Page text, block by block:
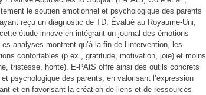
le soutien émotionnel et psychologique des parents
reçu un diagnostic de TD. Évalué au Royaume-Uni,
étude innove en intégrant un journal des émotions
analyses montrent qu’à la fin de l’intervention, les
confortables (p.ex., gratitude, motivation, joie) et moins
tristesse, honte). E-PAtS offre ainsi des outils concrets
psychologique des parents, en valorisant l’expression
et en favorisant la création de liens et de ressources